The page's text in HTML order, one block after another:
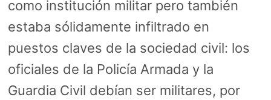
como institución militar pero también
estaba sólidamente infiltrado en
puestos claves de la sociedad civil: los
oficiales de la Policía Armada y la
Guardia Civil debían ser militares, por